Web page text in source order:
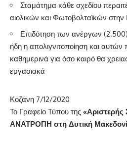
Σταμάτημα κάθε σχεδίου
αιολικών και Φωτοβολταϊκών στην
Επιδότηση των ανέργων (2.500)
ήδη η απολιγνιτοποίηση και αυτών
καθημερινά για όσο καιρό θα
εργασιακά
Κοζάνη 7/12/2020
Το Γραφείο Τύπου της «Αριστερής
ΑΝΑΤΡΟΠΗ στη Δυτική